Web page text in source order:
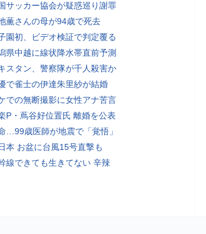
サッカー協会が疑惑巡り謝罪
薫さんの母が94歳で死去
園初、ビデオ検証で判定覆る
県中越に線状降水帯直前予測
スタン、警察隊が千人殺害か
で雀士の伊達朱里紗が結婚
での無断撮影に女性アナ苦言
P・蔦谷好位置氏 離婚を公表
…99歳医師が地震で「覚悟」
本 お盆に台風15号直撃も
線できても生きてない 辛辣